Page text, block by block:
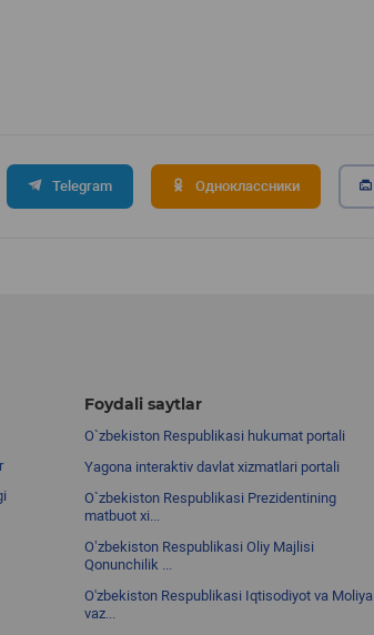
Telegram Одноклассники
Foydali saytlar
O`zbekiston Respublikasi hukumat portali
Yagona interaktiv davlat xizmatlari portali
O`zbekiston Respublikasi Prezidentining
matbuot xi...
Oʼzbekiston Respublikasi Oliy Majlisi
Qonunchilik ...
O'zbekiston Respublikasi Iqtisodiyot va Moliya
vaz...